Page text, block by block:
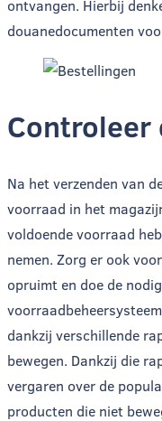
ontvangen. Hierbij
douanedocumenten
Controleer
Na het verzenden van
voorraad in het
voldoende voorraad
nemen. Zorg er ook
opruimt en doe de
dankzij verschillende
bewegen. Dankzij die
vergaren over de
producten die niet